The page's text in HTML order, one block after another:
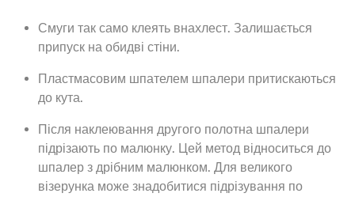
Смуги так само клеять внахлест. Залишається
припуск на обидві стіни.
Пластмасовим шпателем шпалери притискаються
до кута.
Після наклеювання другого полотна шпалери
підрізають по малюнку. Цей метод відноситься до
шпалер з дрібним малюнком. Для великого
візерунка може знадобитися підрізування по